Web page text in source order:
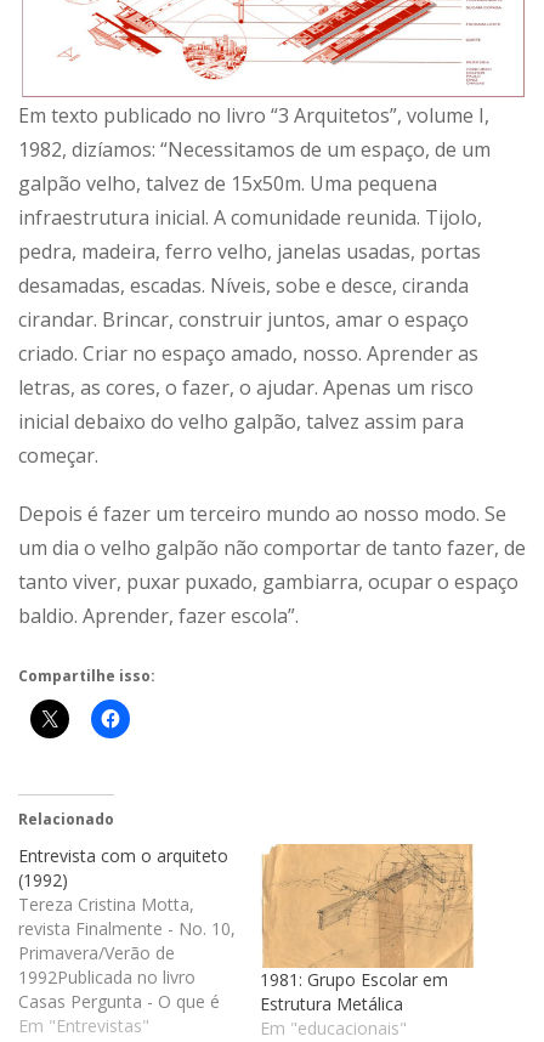
Em texto publicado no livro “3 Arquitetos”, volume I,
1982, dizíamos: “Necessitamos de um espaço, de um
galpão velho, talvez de 15x50m. Uma pequena
infraestrutura inicial. A comunidade reunida. Tijolo,
pedra, madeira, ferro velho, janelas usadas, portas
desamadas, escadas. Níveis, sobe e desce, ciranda
cirandar. Brincar, construir juntos, amar o espaço
criado. Criar no espaço amado, nosso. Aprender as
letras, as cores, o fazer, o ajudar. Apenas um risco
inicial debaixo do velho galpão, talvez assim para
começar.
Depois é fazer um terceiro mundo ao nosso modo. Se
um dia o velho galpão não comportar de tanto fazer, de
tanto viver, puxar puxado, gambiarra, ocupar o espaço
baldio. Aprender, fazer escola”.
Compartilhe isso:
Relacionado
Entrevista com o arquiteto
(1992)
Tereza Cristina Motta,
revista Finalmente - No. 10,
Primavera/Verão de
1992Publicada no livro
Casas Pergunta - O que é
um espaço em arquitetura?
Em "Entrevistas"
1981: Grupo Escolar em
Estrutura Metálica
Em "educacionais"